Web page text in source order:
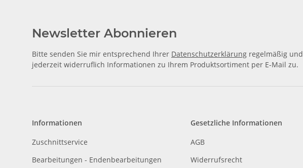
Newsletter Abonnieren
Bitte senden Sie mir entsprechend Ihrer Datenschutzerklärung regelmäßig und
jederzeit widerruflich Informationen zu Ihrem Produktsortiment per E-Mail zu.
Informationen
Zuschnittservice
Bearbeitungen - Endenbearbeitungen
Gesetzliche Informationen
AGB
Widerrufsrecht